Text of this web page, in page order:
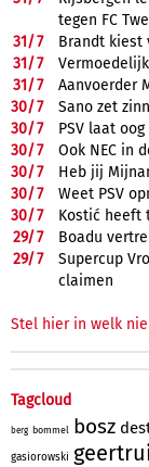
tegen FC
31/7
Brandt kiest
31/7
31/7
Aanvoerder
30/7
Sano zet
30/7
PSV laat
30/7
Ook NEC in
30/7
Heb jij
30/7
Weet PSV
30/7
Kostić heeft
29/7
Boadu
29/7
Supercup
claimen
Stel hier in welk
Tagcloud
berg bommel bosz
gasiorowski